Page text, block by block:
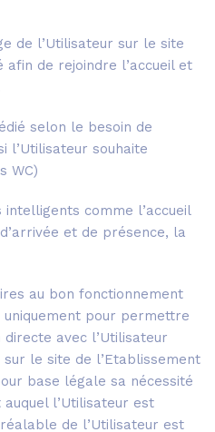
de l’Utilisateur sur le site
afin de rejoindre l’accueil et
selon le besoin de
l’Utilisateur souhaite
WC)
comme l’accueil
et de présence, la
au bon fonctionnement
pour permettre
avec l’Utilisateur
le site de l’Etablissement
base légale sa nécessité
l’Utilisateur est
de l’Utilisateur est